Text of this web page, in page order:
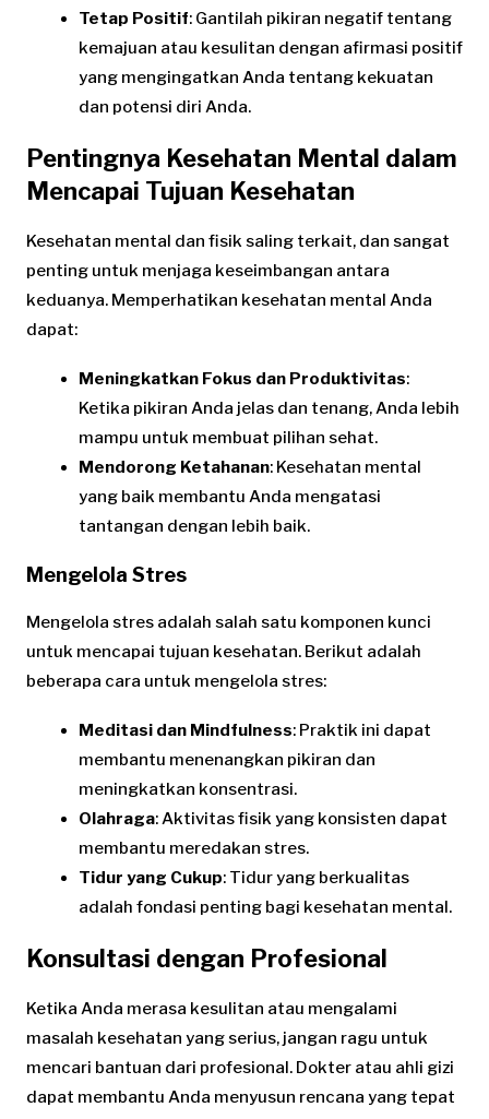
Tetap Positif: Gantilah pikiran negatif tentang
kemajuan atau kesulitan dengan afirmasi positif
yang mengingatkan Anda tentang kekuatan
dan potensi diri Anda.
Pentingnya Kesehatan Mental dalam
Mencapai Tujuan Kesehatan
Kesehatan mental dan fisik saling terkait, dan sangat
penting untuk menjaga keseimbangan antara
keduanya. Memperhatikan kesehatan mental Anda
dapat:
Meningkatkan Fokus dan Produktivitas:
Ketika pikiran Anda jelas dan tenang, Anda lebih
mampu untuk membuat pilihan sehat.
Mendorong Ketahanan: Kesehatan mental
yang baik membantu Anda mengatasi
tantangan dengan lebih baik.
Mengelola Stres
Mengelola stres adalah salah satu komponen kunci
untuk mencapai tujuan kesehatan. Berikut adalah
beberapa cara untuk mengelola stres:
Meditasi dan Mindfulness: Praktik ini dapat
membantu menenangkan pikiran dan
meningkatkan konsentrasi.
Olahraga: Aktivitas fisik yang konsisten dapat
membantu meredakan stres.
Tidur yang Cukup: Tidur yang berkualitas
adalah fondasi penting bagi kesehatan mental.
Konsultasi dengan Profesional
Ketika Anda merasa kesulitan atau mengalami
masalah kesehatan yang serius, jangan ragu untuk
mencari bantuan dari profesional. Dokter atau ahli gizi
dapat membantu Anda menyusun rencana yang tepat